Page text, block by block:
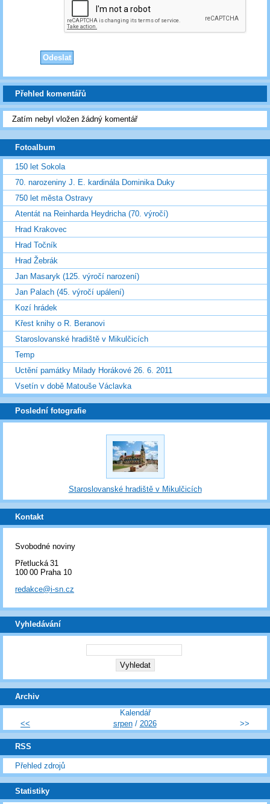
Přehled komentářů
Zatím nebyl vložen žádný komentář
Fotoalbum
150 let Sokola
70. narozeniny J. E. kardinála Dominika Duky
750 let města Ostravy
Atentát na Reinharda Heydricha (70. výročí)
Hrad Krakovec
Hrad Točník
Hrad Žebrák
Jan Masaryk (125. výročí narození)
Jan Palach (45. výročí upálení)
Kozí hrádek
Křest knihy o R. Beranovi
Staroslovanské hradiště v Mikulčicích
Temp
Uctění památky Milady Horákové 26. 6. 2011
Vsetín v době Matouše Václavka
Poslední fotografie
Staroslovanské hradiště v Mikulčicích
Kontakt
Svobodné noviny
Přetlucká 31
100 00 Praha 10
redakce@i-sn.cz
Vyhledávání
Archiv
Kalendář
<<
srpen/ 2026 >>
RSS
Přehled zdrojů
Statistiky